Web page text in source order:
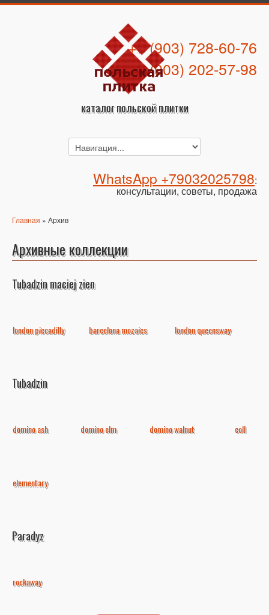
каталог польской плитки
+7 (903) 728-60-76
+7 (903) 202-57-98
WhatsApp +79032025798:
консультации, советы, продажа
Главная » Архив
Архивные коллекции
Tubadzin maciej zien
london piccadilly barcelona mozaics london queensway
Tubadzin
domino ash domino elm domino walnut coll
elementary
Paradyz
rockaway